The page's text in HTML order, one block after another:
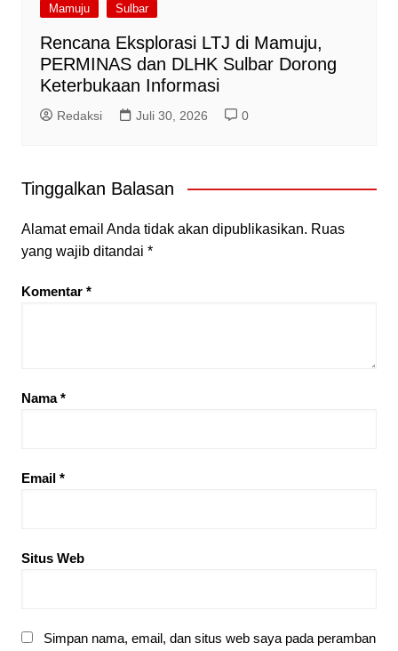
Mamuju Sulbar
Rencana Eksplorasi LTJ di Mamuju,
PERMINAS dan DLHK Sulbar Dorong
Keterbukaan Informasi
Redaksi Juli 30, 2026 0
Tinggalkan Balasan
Alamat email Anda tidak akan dipublikasikan. Ruas
yang wajib ditandai *
Komentar *
Nama*
Email *
Situs Web
Simpan nama, email, dan situs web saya pada peramban